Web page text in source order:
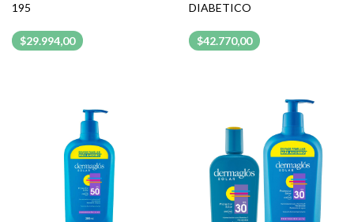
195
$29.994,00
DIABETICO
$42.770,00